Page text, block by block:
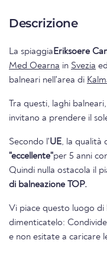
Descrizione
La spiaggiaEriksoere
Med Oearna in Svezia
balneari nell'area di
Tra questi, laghi
invitano a prendere il
Secondo l'UE, la qualità
"eccellente"per 5 anni consecutivi. per
Quindi nulla ostacola il
di balneazione TOP.
Vi piace questo luogo di
dimenticatelo:
e non esitate a caricare